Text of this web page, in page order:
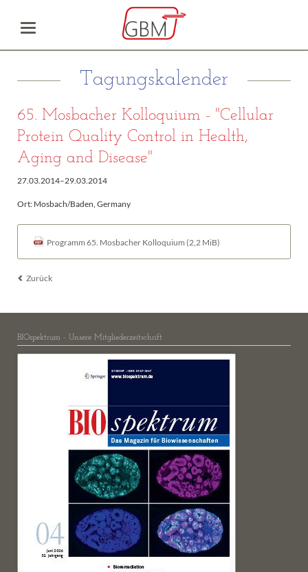
Tagungskalender
65. Mosbacher Kolloquium - "Cellular
Protein Quality Control in Health,
Aging and Disease"
27.03.2014–29.03.2014
Ort: Mosbach/Baden, Germany
Programm 65. Mosbacher Kolloquium(2,2 MiB)
Zurück
BIOspektrum - Unsere Mitgliederzeitschrift